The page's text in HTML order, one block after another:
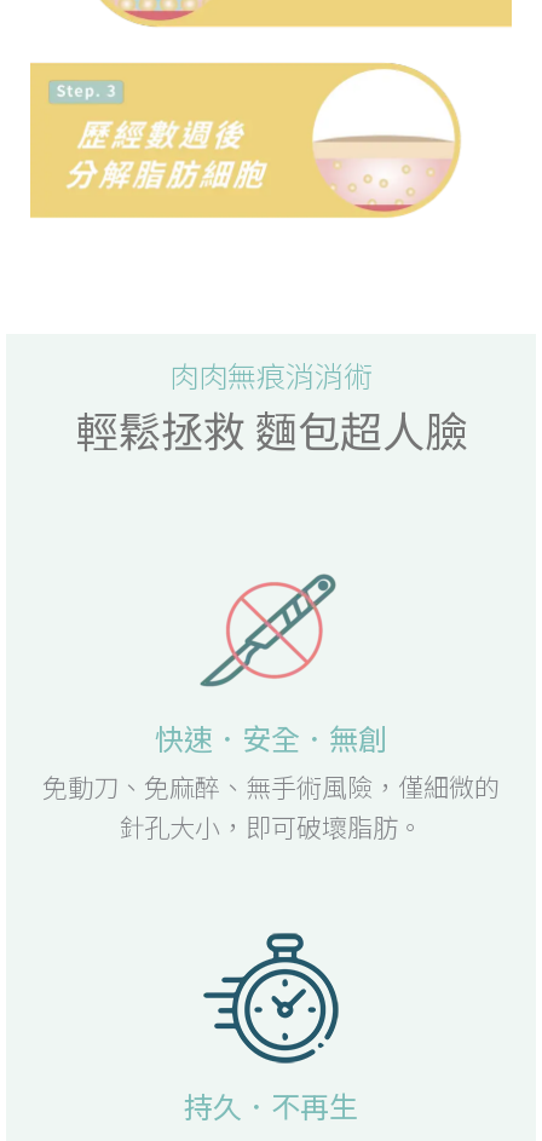
肉肉無痕消消術
輕鬆拯救 麵包超人臉
快速．安全．無創
免動刀、免麻醉、無手術風險，僅細微的
針孔大小，即可破壞脂肪。
持久．不再生